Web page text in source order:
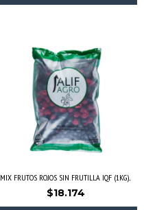
MIX FRUTOS ROJOS SIN FRUTILLA IQF (1KG)...
$18.174